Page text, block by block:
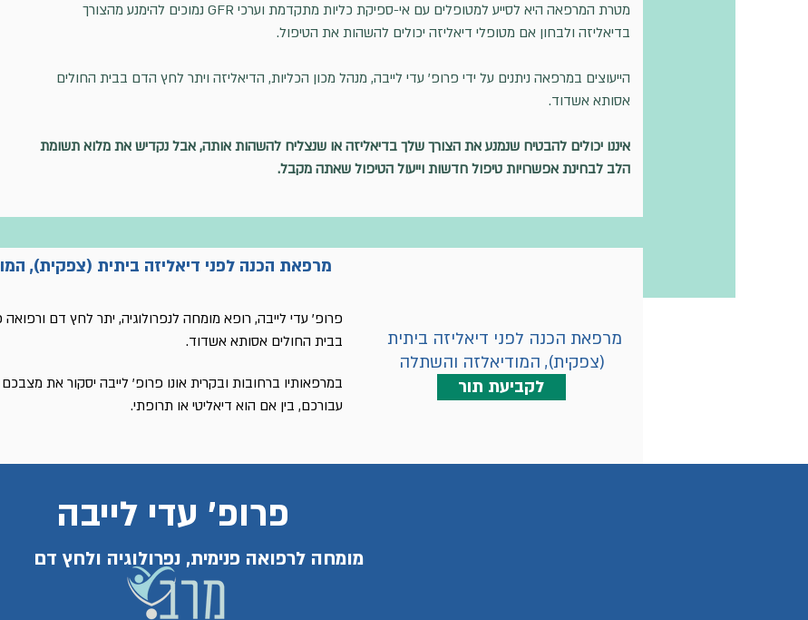
מטרת המרפאה היא לסייע למטופלים עם אי-ספיקת כליות מתקדמת וערכי GFR נמוכים להימנע מהצורך
בדיאליזה ולבחון אם מטופלי דיאליזה יכולים להשהות את הטיפול.
הייעוצים במרפאה ניתנים על ידי פרופ' עדי לייבה, מנהל מכון הכליות, הדיאליזה ויתר לחץ הדם בבית החולים
אסותא אשדוד.
איננו יכולים להבטיח שנמנע את הצורך שלך בדיאליזה או שנצליח להשהות אותה, אבל נקדיש את מלוא תשומת
הלב לבחינת אפשרויות טיפול חדשות וייעול הטיפול שאתה מקבל.
מרפאת הכנה לפני דיאליזה ביתית (צפקית),
פרופ' עדי לייבה, רופא מומחה לנפרולוגיה, יתר לחץ דם ורפואה
בבית החולים אסותא אשדוד.
במרפאותיו ברחובות ובקרית אונו פרופ' לייבה יסקור את
עבורכם, בין אם הוא דיאליטי או תרופתי.
מרפאת הכנה לפני דיאליזה ביתית
(צפקית), המודיאלזה והשתלה
לקביעת תור
פרופ' עדי לייבה
מומחה לרפואה פנימית, נפרולוגיה ולחץ דם